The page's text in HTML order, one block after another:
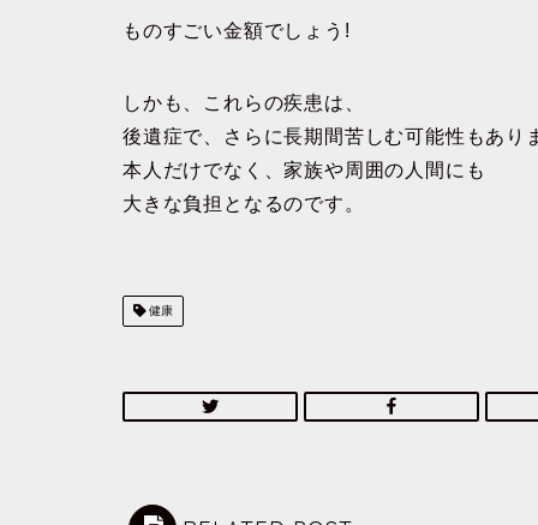
ものすごい金額でしょう!
しかも、これらの疾患は、
後遺症で、さらに長期間苦しむ可能性もあり
本人だけでなく、家族や周囲の人間にも
大きな負担となるのです。
健康